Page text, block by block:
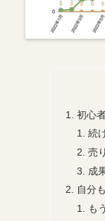
初心
続
売
成
自分
も